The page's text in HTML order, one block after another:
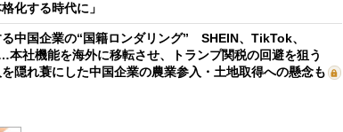
化する時代に」
中国企業の“国籍ロンダリング” SHEIN、TikTok、
本社機能を海外に移転させ、トランプ関税の回避を狙う
隠れ蓑にした中国企業の農業参入・土地取得への懸念も